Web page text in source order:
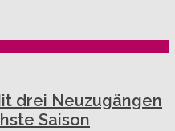
drei Neuzugängen
Saison